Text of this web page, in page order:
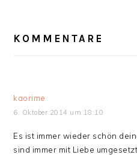
INTERAKTIONEN
KOMMENTARE
kaorime
6. Oktober 2014 um 18:10
Es ist immer wieder schön
sind immer mit Liebe umgesetzt.